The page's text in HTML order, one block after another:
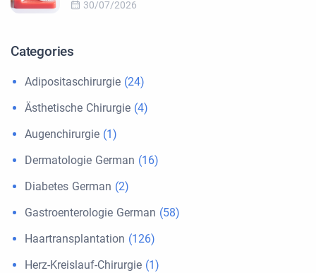
30/07/2026
Categories
Adipositaschirurgie (24)
Ästhetische Chirurgie (4)
Augenchirurgie (1)
Dermatologie German (16)
Diabetes German (2)
Gastroenterologie German (58)
Haartransplantation (126)
Herz-Kreislauf-Chirurgie (1)